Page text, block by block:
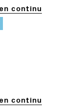
continu
continu